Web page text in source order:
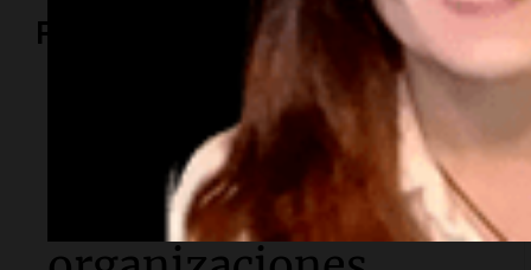
Política y Economía
Masiva marcha de
sindicatos y